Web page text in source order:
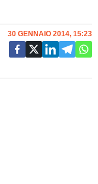
30 GENNAIO 2014, 15:23